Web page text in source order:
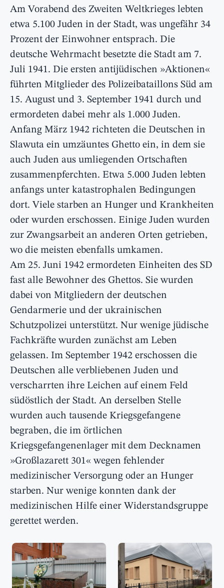
Am Vorabend des Zweiten Weltkrieges lebten
etwa 5.100 Juden in der Stadt, was ungefähr 34
Prozent der Einwohner entsprach. Die
deutsche Wehrmacht besetzte die Stadt am 7.
Juli 1941. Die ersten antijüdischen »Aktionen«
führten Mitglieder des Polizeibataillons Süd am
15. August und 3. September 1941 durch und
ermordeten dabei mehr als 1.000 Juden.
Anfang März 1942 richteten die Deutschen in
Slawuta ein umzäuntes Ghetto ein, in dem sie
auch Juden aus umliegenden Ortschaften
zusammenpferchten. Etwa 5.000 Juden lebten
anfangs unter katastrophalen Bedingungen
dort. Viele starben an Hunger und Krankheiten
oder wurden erschossen. Einige Juden wurden
zur Zwangsarbeit an anderen Orten getrieben,
wo die meisten ebenfalls umkamen.
Am 25. Juni 1942 ermordeten Einheiten des SD
fast alle Bewohner des Ghettos. Sie wurden
dabei von Mitgliedern der deutschen
Gendarmerie und der ukrainischen
Schutzpolizei unterstützt. Nur wenige jüdische
Fachkräfte wurden zunächst am Leben
gelassen. Im September 1942 erschossen die
Deutschen alle verbliebenen Juden und
verscharrten ihre Leichen auf einem Feld
südöstlich der Stadt. An derselben Stelle
wurden auch tausende Kriegsgefangene
begraben, die im örtlichen
Kriegsgefangenenlager mit dem Decknamen
»Großlazarett 301« wegen fehlender
medizinischer Versorgung oder an Hunger
starben. Nur wenige konnten dank der
medizinischen Hilfe einer Widerstandsgruppe
gerettet werden.